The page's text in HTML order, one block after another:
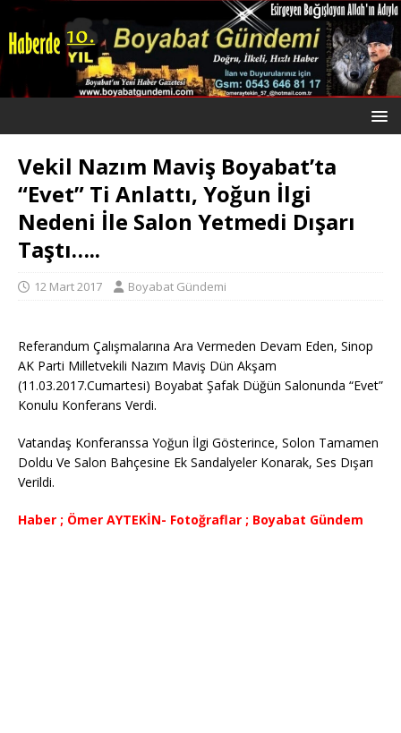
Vekil Nazım Maviş Boyabat’ta
“Evet” Ti Anlattı, Yoğun İlgi
Nedeni İle Salon Yetmedi Dışarı
Taştı…..
12 Mart 2017 Boyabat Gündemi
Referandum Çalışmalarına Ara Vermeden Devam Eden, Sinop
AK Parti Milletvekili Nazım Maviş Dün Akşam
(11.03.2017.Cumartesi) Boyabat Şafak Düğün Salonunda “Evet”
Konulu Konferans Verdi.
Vatandaş Konferanssa Yoğun İlgi Gösterince, Solon Tamamen
Doldu Ve Salon Bahçesine Ek Sandalyeler Konarak, Ses Dışarı
Verildi.
Haber ; Ömer AYTEKİN- Fotoğraflar ; Boyabat Gündem